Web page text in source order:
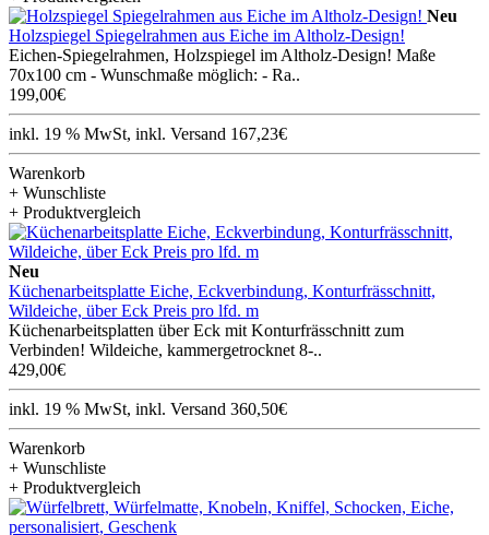
Neu
Holzspiegel Spiegelrahmen aus Eiche im Altholz-Design!
Eichen-Spiegelrahmen, Holzspiegel im Altholz-Design! Maße
70x100 cm - Wunschmaße möglich: - Ra..
199,00€
inkl. 19 % MwSt, inkl. Versand 167,23€
Warenkorb
+ Wunschliste
+ Produktvergleich
Neu
Küchenarbeitsplatte Eiche, Eckverbindung, Konturfrässchnitt,
Wildeiche, über Eck Preis pro lfd. m
Küchenarbeitsplatten über Eck mit Konturfrässchnitt zum
Verbinden! Wildeiche, kammergetrocknet 8-..
429,00€
inkl. 19 % MwSt, inkl. Versand 360,50€
Warenkorb
+ Wunschliste
+ Produktvergleich